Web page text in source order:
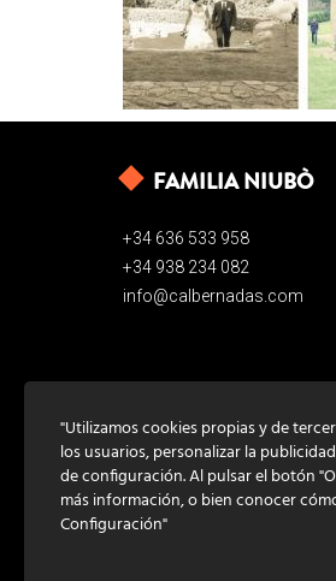
FAMILIA NIUBÒ
+34 636 533 958
+34 938 234 082
info@calbernadas.com
"Utilizamos cookies propias y de
los usuarios, personalizar la
de configuración. Al pulsar el botón
más información, o bien conocer
Configuración"